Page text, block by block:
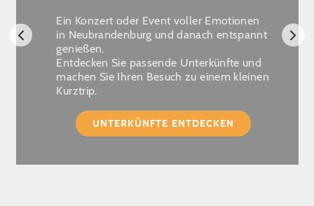
Ein Konzert oder Event voller Emotionen
in Neubrandenburg und danach entspannt
genießen.
Entdecken Sie passende Unterkünfte und
machen Sie Ihren Besuch zu einem kleinen
Kurztrip.
UNTERKÜNFTE ENTDECKEN